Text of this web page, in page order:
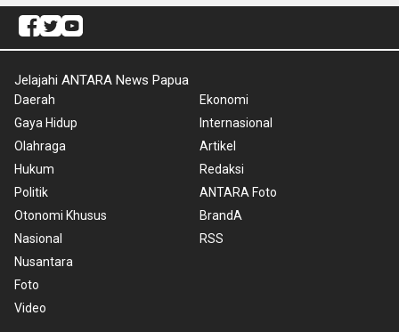
Jelajahi ANTARA News Papua
Daerah
Gaya Hidup
Olahraga
Hukum
Politik
Otonomi Khusus
Nasional
Nusantara
Foto
Video
Ekonomi
Internasional
Artikel
Redaksi
ANTARA Foto
BrandA
RSS